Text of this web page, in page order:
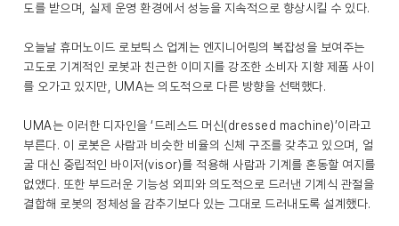
도를 받으며, 실제 운영 환경에서 성능을 지속적으로 향상시킬 수 있다.
오늘날 휴머노이드 로보틱스 업계는 엔지니어링의 복잡성을 보여주는
고도로 기계적인 로봇과 친근한 이미지를 강조한 소비자 지향 제품 사이
를 오가고 있지만, UMA는 의도적으로 다른 방향을 선택했다.
UMA는 이러한 디자인을 ‘드레스드 머신(dressed machine)’이라고
부른다. 이 로봇은 사람과 비슷한 비율의 신체 구조를 갖추고 있으며, 얼
굴 대신 중립적인 바이저(visor)를 적용해 사람과 기계를 혼동할 여지를
없앴다. 또한 부드러운 기능성 외피와 의도적으로 드러낸 기계식 관절을
결합해 로봇의 정체성을 감추기보다 있는 그대로 드러내도록 설계했다.